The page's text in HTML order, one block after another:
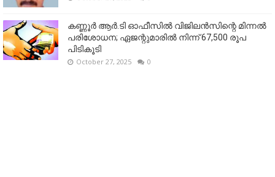
കണ്ണൂര്‍ ആര്‍.ടി ഓഫീസില്‍ വിജിലൻസിന്റെ മിന്നല്‍
പരിശോധന; ഏജന്റുമാരില്‍ നിന്ന് 67,500 രൂപ
പിടികൂടി
October 27, 2025 0